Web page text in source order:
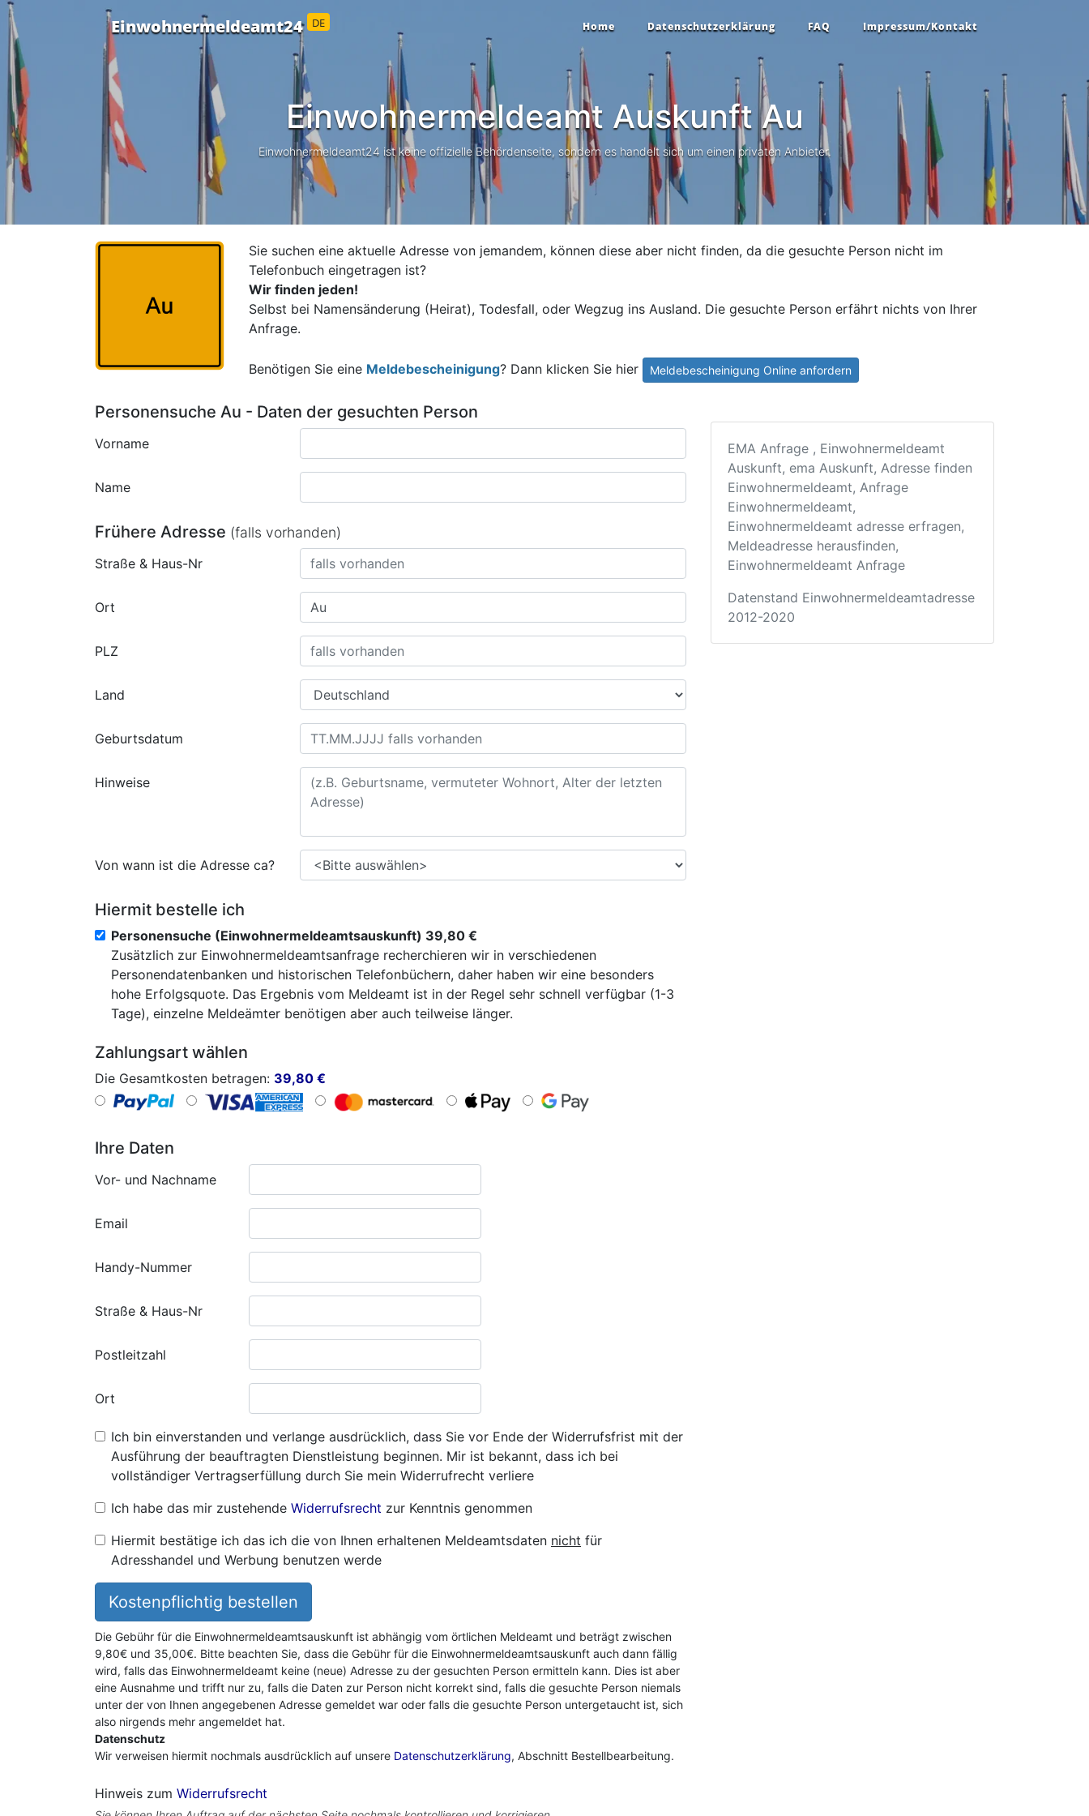
Einwohnermeldeamt24 DE Home Datenschutzerklärung FAQ Impressum/Kontakt
Einwohnermeldeamt AuskunftAu
Einwohnermeldeamt24 ist keine offizielle Behördenseite, sondern es handelt sich um einen privaten Anbieter.
Sie suchen eine aktuelle Adresse von jemandem, können diese aber nicht finden, da die gesuchte Person nicht im
Telefonbuch eingetragen ist?
Wir finden jeden!
Selbst bei Namensänderung (Heirat), Todesfall, oder Wegzug ins Ausland. Die gesuchte Person erfährt nichts von Ihrer
Anfrage.
Benötigen Sie eine Meldebescheinigung? Dann klicken Sie hier Meldebescheinigung Online anfordern
Personensuche Au - Daten der gesuchten Person
Vorname
Name
Frühere Adresse (falls vorhanden)
Straße & Haus-Nr
Ort
PLZ
Land
Geburtsdatum
Hinweise
Von wann ist die Adresse ca?
Hiermit bestelle ich
Personensuche (Einwohnermeldeamtsauskunft) 39,80 €
Zusätzlich zur Einwohnermeldeamtsanfrage recherchieren wir in verschiedenen
Personendatenbanken und historischen Telefonbüchern, daher haben wir eine besonders
hohe Erfolgsquote. Das Ergebnis vom Meldeamt ist in der Regel sehr schnell verfügbar (1-3
Tage), einzelne Meldeämter benötigen aber auch teilweise länger.
Zahlungsart wählen
Die Gesamtkosten betragen: 39,80 €
Ihre Daten
Vor- und Nachname
Email
Handy-Nummer
Straße & Haus-Nr
Postleitzahl
Ort
Ich bin einverstanden und verlange ausdrücklich, dass Sie vor Ende der Widerrufsfrist mit der
Ausführung der beauftragten Dienstleistung beginnen. Mir ist bekannt, dass ich bei
vollständiger Vertragserfüllung durch Sie mein Widerrufrecht verliere
Ich habe das mir zustehende Widerrufsrecht zur Kenntnis genommen
Hiermit bestätige ich das ich die von Ihnen erhaltenen Meldeamtsdaten nicht für
Adresshandel und Werbung benutzen werde
Kostenpflichtig bestellen
Die Gebühr für die Einwohnermeldeamtsauskunft ist abhängig vom örtlichen Meldeamt und beträgt zwischen
9,80€ und 35,00€. Bitte beachten Sie, dass die Gebühr für die Einwohnermeldeamtsauskunft auch dann fällig
wird, falls das Einwohnermeldeamt keine (neue) Adresse zu der gesuchten Person ermitteln kann. Dies ist aber
eine Ausnahme und trifft nur zu, falls die Daten zur Person nicht korrekt sind, falls die gesuchte Person niemals
unter der von Ihnen angegebenen Adresse gemeldet war oder falls die gesuchte Person untergetaucht ist, sich
also nirgends mehr angemeldet hat.
Datenschutz
Wir verweisen hiermit nochmals ausdrücklich auf unsere Datenschutzerklärung, Abschnitt Bestellbearbeitung.
Hinweis zum Widerrufsrecht
EMA Anfrage , Einwohnermeldeamt
Auskunft, ema Auskunft, Adresse finden
Einwohnermeldeamt, Anfrage
Einwohnermeldeamt,
Einwohnermeldeamt adresse erfragen,
Meldeadresse herausfinden,
Einwohnermeldeamt Anfrage
Datenstand Einwohnermeldeamtadresse
2012-2020